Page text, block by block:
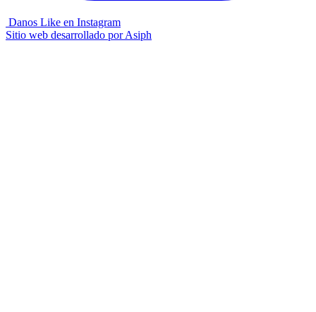
Danos Like en Instagram
Sitio web desarrollado porAsiph